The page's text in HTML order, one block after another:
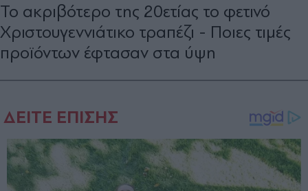
Το ακριβότερο της 20ετίας το φετινό
Χριστουγεννιάτικο τραπέζι - Ποιες τιμές
προϊόντων έφτασαν στα ύψη